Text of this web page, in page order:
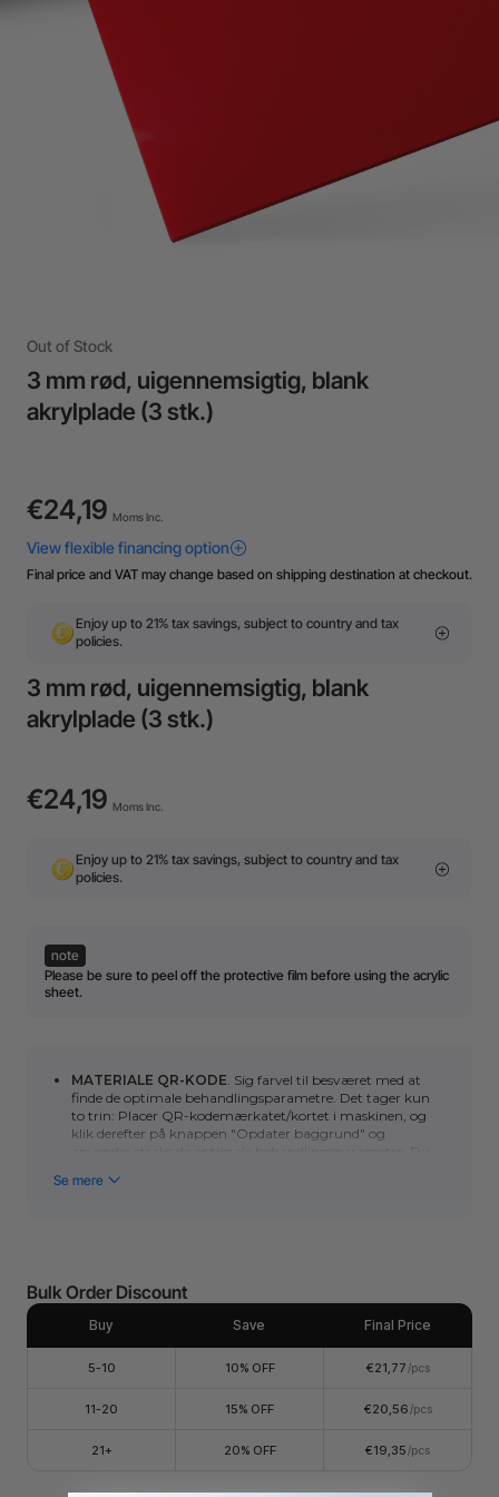
Out of Stock
3 mm rød, uigennemsigtig, blank
akrylplade (3 stk.)
€24,19 Moms Inc.
Final price and VAT may change based on shipping destination at checkout.
Enjoy up to 21% tax savings, subject to country and tax
policies.
3 mm rød, uigennemsigtig, blank
akrylplade (3 stk.)
€24,19 Moms Inc.
Enjoy up to 21% tax savings, subject to country and tax
policies.
note
Please be sure to peel off the protective film before using the acrylic
sheet.
MATERIALE QR-KODE. Sig farvel til besværet med at
finde de optimale behandlingsparametre. Det tager kun
to trin: Placer QR-kodemærkatet/kortet i maskinen, og
klik derefter på knappen "Opdater baggrund" og
QR-kodegenkendelse med
kvalitet med glattere kanter og tydeligere graverede
designs.
Størrelse på 30 cm x 30 cm × 3 mm, nem at forme og
Rød, opak, blank akryl kan laserskæres og graveres med
Sørg for at fjerne beskyttelsesfilmen, inden du bruger
Tillad venligst en variation på ±1,27 cm for længde- og
Bulk Order Discount
Buy Save Final Price
5-10 10% OFF €21,77 /pcs
11-20 15% OFF €20,56 /pcs
21+ 20% OFF €19,35 /pcs